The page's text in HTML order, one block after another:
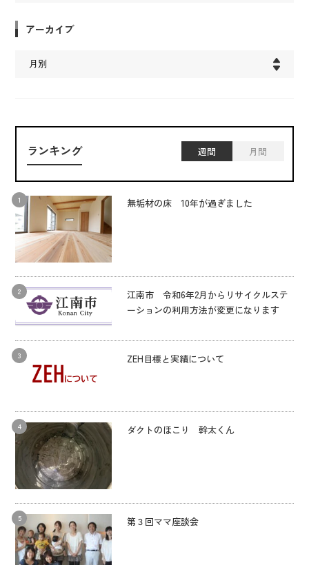
アーカイブ
ランキング 週間 月間
無垢材の床 10年が過ぎました
江南市 令和6年2月からリサイクルステ
ーションの利用方法が変更になります
ZEH目標と実績について
ダクトのほこり 幹太くん
第３回ママ座談会